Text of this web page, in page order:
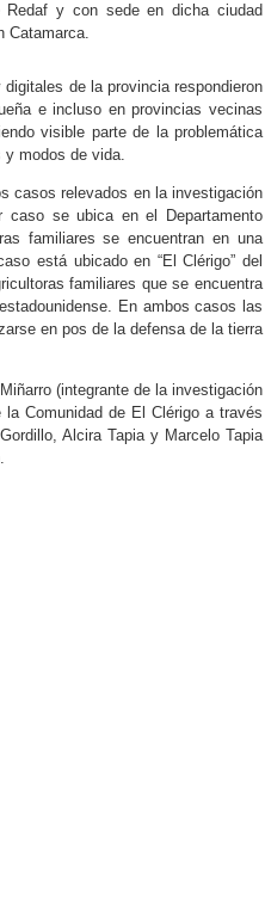
Redaf y con sede en dicha ciudad
Catamarca.
de la provincia respondieron
e incluso en provincias vecinas
visible parte de la problemática
y modos de vida.
casos relevados en la investigación
se ubica en el Departamento
familiares se encuentran en una
está ubicado en “El Clérigo” del
familiares que se encuentra
En ambos casos las
en pos de la defensa de la tierra
(integrante de la investigación
Comunidad de El Clérigo a través
Alcira Tapia y Marcelo Tapia